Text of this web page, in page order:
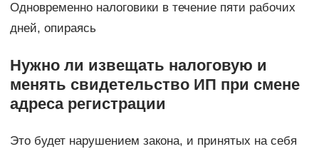
Одновременно налоговики в течение пяти рабочих
дней, опираясь
Нужно ли извещать налоговую и
менять свидетельство ИП при смене
адреса регистрации
Это будет нарушением закона, и принятых на себя